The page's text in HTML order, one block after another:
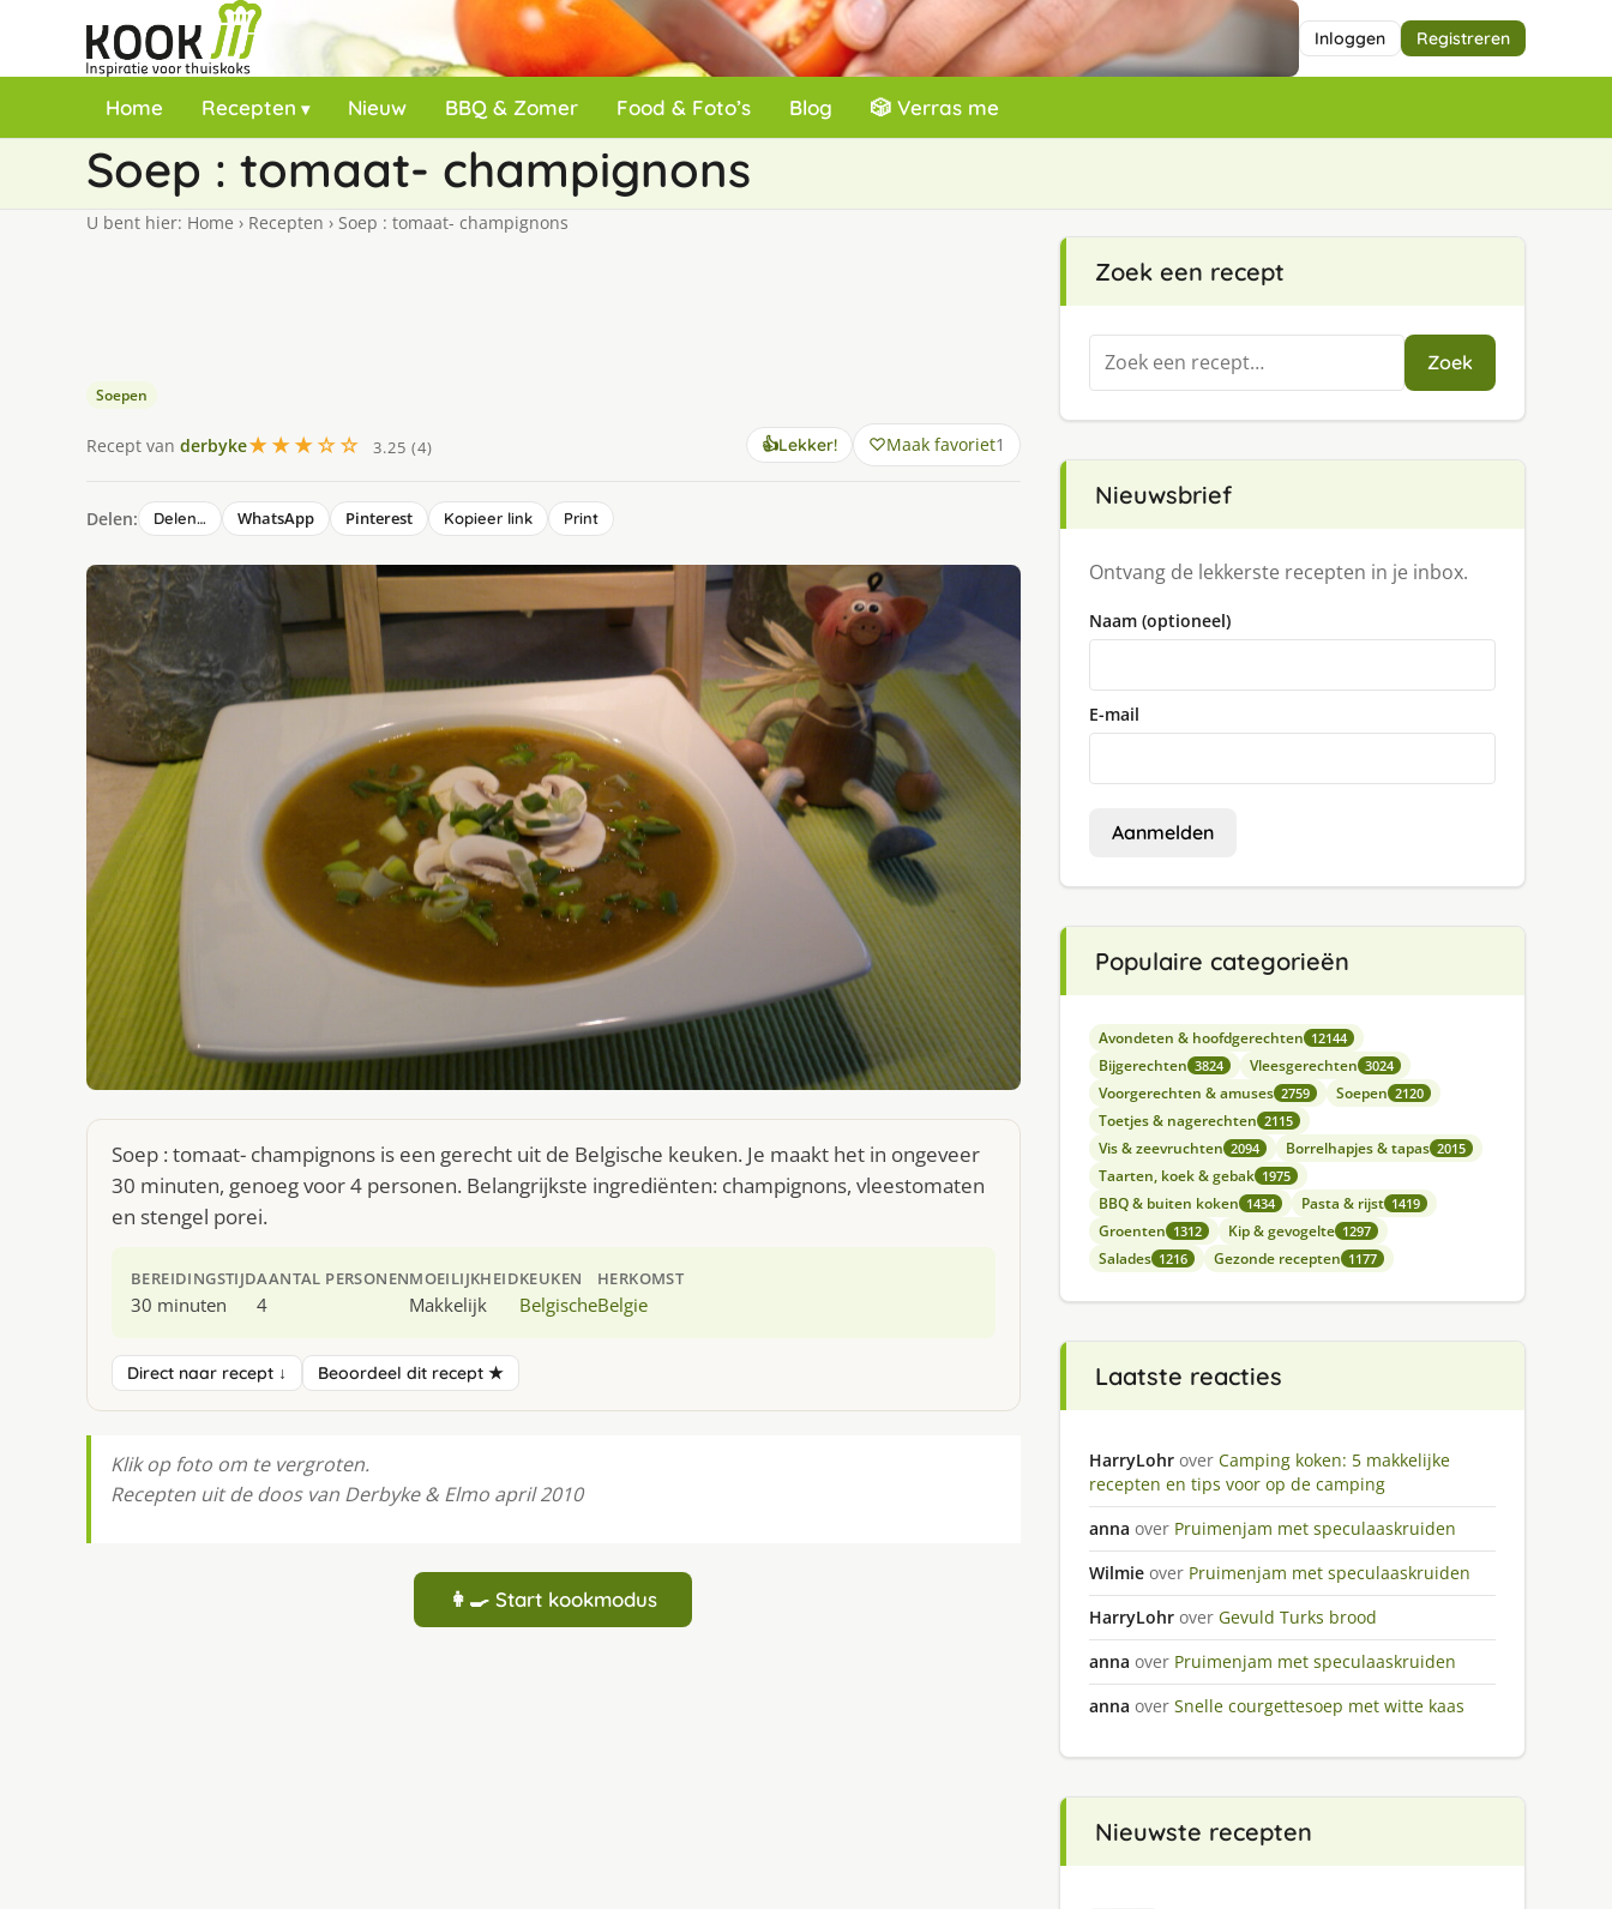
Inloggen Registreren
Home Recepten Nieuw BBQ & Zomer Food & Foto’s Blog 🎲 Verras me
Soep : tomaat- champignons
U bent hier: Home › Recepten › Soep : tomaat- champignons
Soepen
Recept van derbyke★★★☆☆ 3.25 (4) 👍Lekker! Maak favoriet1
Delen: Delen… WhatsApp Pinterest Kopieer link Print
Soep : tomaat- champignons is een gerecht uit de Belgische keuken. Je maakt het in ongeveer
30 minuten, genoeg voor 4 personen. Belangrijkste ingrediënten: champignons, vleestomaten
en stengel porei.
BEREIDINGSTIJD
30 minuten
AANTAL PERSONEN
4
MOEILIJKHEID
Makkelijk
KEUKEN
Belgische
HERKOMST
Belgie
Direct naar recept ↓ Beoordeel dit recept ★
Klik op foto om te vergroten.
Recepten uit de doos van Derbyke & Elmo april 2010
👩‍🍳 Start kookmodus
Zoek een recept
Zoeken
naar:
Zoek
Nieuwsbrief
Ontvang de lekkerste recepten in je inbox.
Naam (optioneel)
E-mail
Aanmelden
Populaire categorieën
Avondeten & hoofdgerechten 12144
Bijgerechten 3824 Vleesgerechten 3024
Voorgerechten & amuses 2759 Soepen 2120
Toetjes & nagerechten 2115
Vis & zeevruchten 2094 Borrelhapjes & tapas 2015
Taarten, koek & gebak 1975
BBQ & buiten koken 1434 Pasta & rijst 1419
Groenten 1312 Kip & gevogelte 1297
Salades 1216 Gezonde recepten 1177
Laatste reacties
HarryLohr over Camping koken: 5 makkelijke
recepten en tips voor op de camping
anna over Pruimenjam met speculaaskruiden
Wilmie over Pruimenjam met speculaaskruiden
HarryLohr over Gevuld Turks brood
anna over Pruimenjam met speculaaskruiden
anna over Snelle courgettesoep met witte kaas
Nieuwste recepten